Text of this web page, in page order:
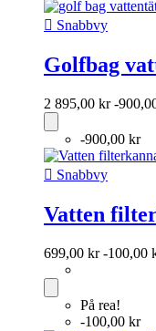
 Snabbvy
Golfbag
2 895,00 kr -
-900,00 kr
 Snabbvy
Vatten
699,00 kr -100,00
På rea!
-100,00 kr